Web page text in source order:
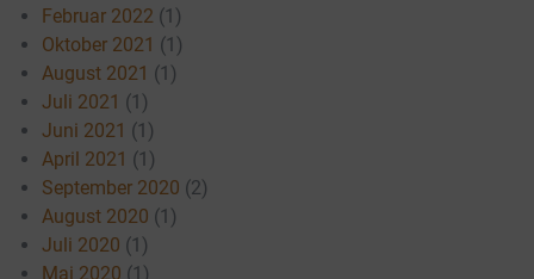
Februar 2022 (1)
Oktober 2021 (1)
August 2021 (1)
Juli 2021 (1)
Juni 2021 (1)
April 2021 (1)
September 2020 (2)
August 2020 (1)
Juli 2020 (1)
Mai 2020 (1)